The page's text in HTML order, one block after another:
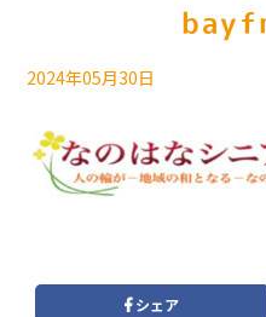
2024年05月30日
シェア